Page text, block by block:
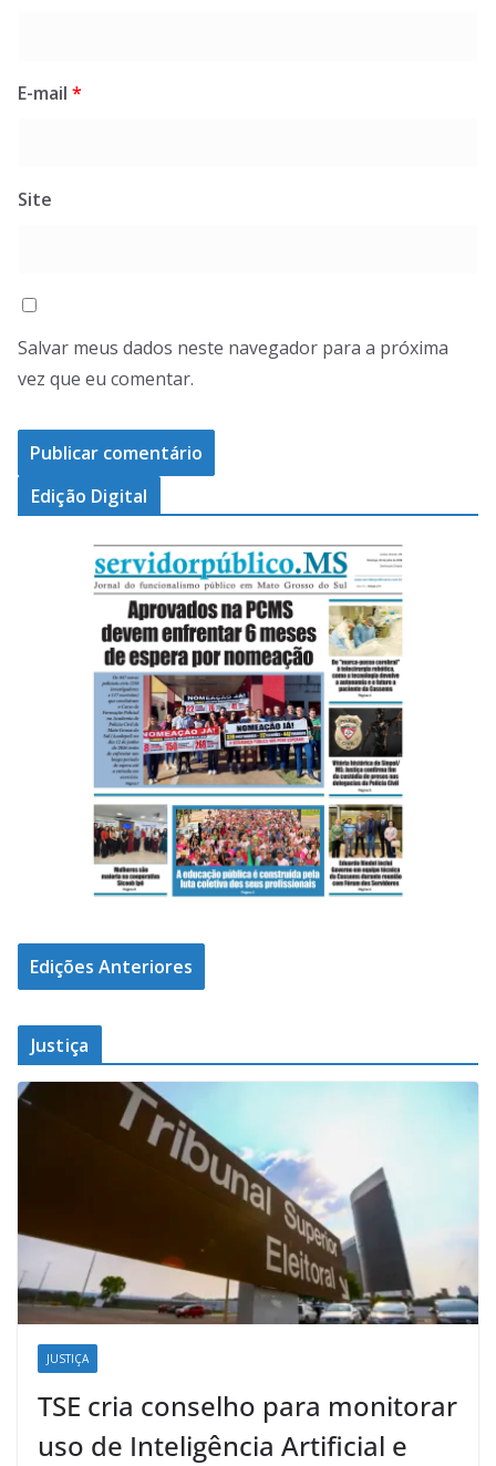
E-mail *
Site
Salvar meus dados neste navegador para a próxima
vez que eu comentar.
Edição Digital
Edições Anteriores
Justiça
JUSTIÇA
TSE cria conselho para monitorar
uso de Inteligência Artificial e